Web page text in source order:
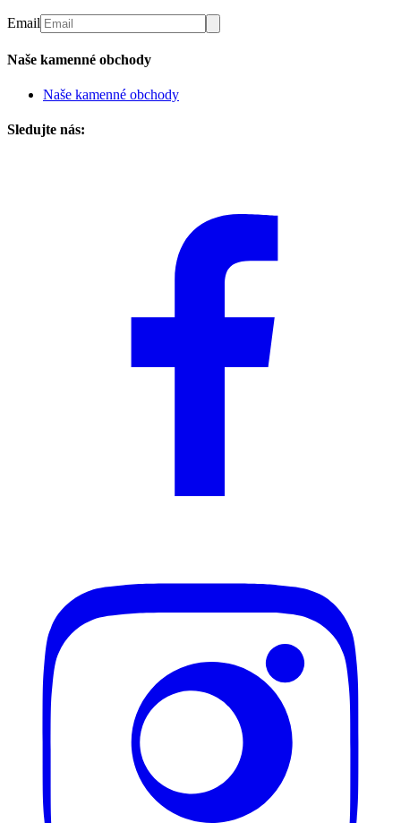
Email
Naše kamenné obchody
Naše kamenné obchody
Sledujte nás: